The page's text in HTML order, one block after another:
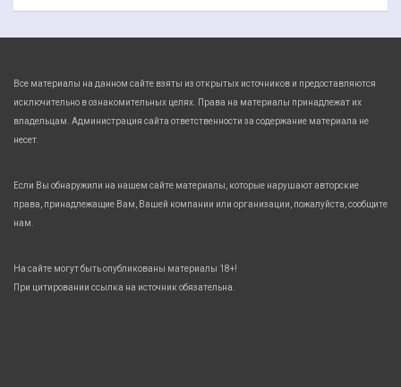
Все материалы на данном сайте взяты из открытых источников и предоставляются
исключительно в ознакомительных целях. Права на материалы принадлежат их
владельцам. Администрация сайта ответственности за содержание материала не
несет.
Если Вы обнаружили на нашем сайте материалы, которые нарушают авторские
права, принадлежащие Вам, Вашей компании или организации, пожалуйста, сообщите
нам.
На сайте могут быть опубликованы материалы 18+!
При цитировании ссылка на источник обязательна.